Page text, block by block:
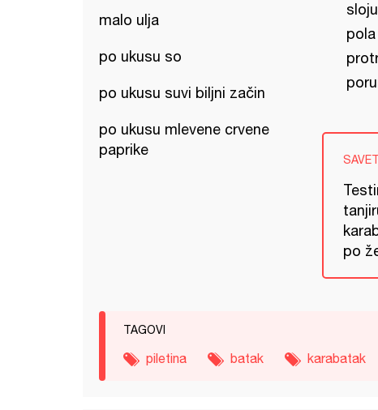
malo ulja
po ukusu so
po ukusu suvi biljni začin
po ukusu mlevene crvene
paprike
SAVET
po
TAGOVI
piletina batak karabatak